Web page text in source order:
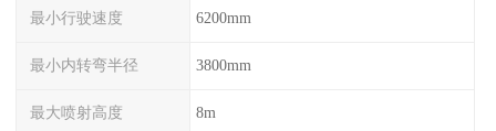
最小行驶速度 6200mm
最小内转弯半径 3800mm
最大喷射高度 8m